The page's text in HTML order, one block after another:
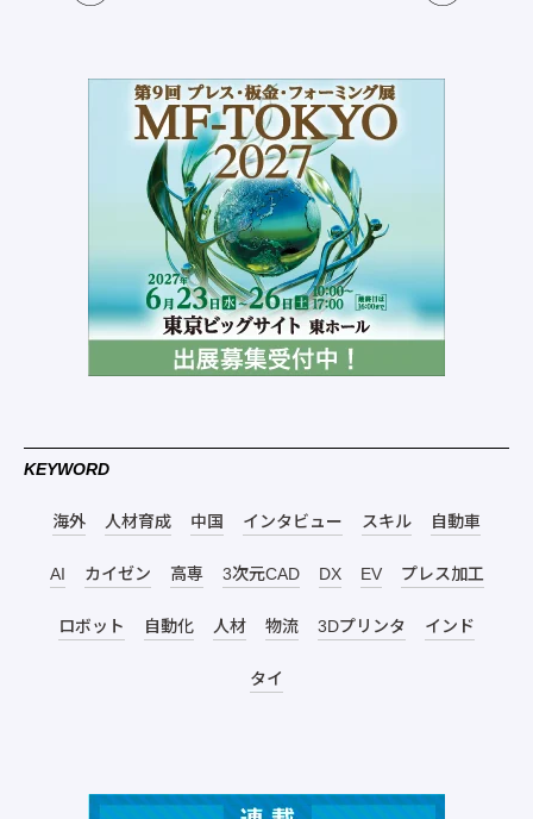
KEYWORD
海外 人材育成 中国 インタビュー スキル 自動車
AI カイゼン 高専 3次元CAD DX EV プレス加工
ロボット 自動化 人材 物流 3Dプリンタ インド
タイ